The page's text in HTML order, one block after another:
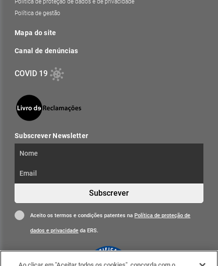
Política de proteção de dados e de privacidade
Política de gestão
Mapa do site
Canal de denúncias
COVID 19
Subscrever Newsletter
Subscrever
Aceito os termos e condições patentes naPolítica de proteção de
dados e privacidade da ERS.